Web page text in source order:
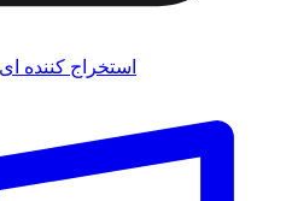
استخراج کننده